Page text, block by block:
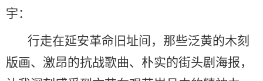
宇：
行走在延安革命旧址间，那些泛黄的木刻
版画、激昂的抗战歌曲、朴实的街头剧海报，